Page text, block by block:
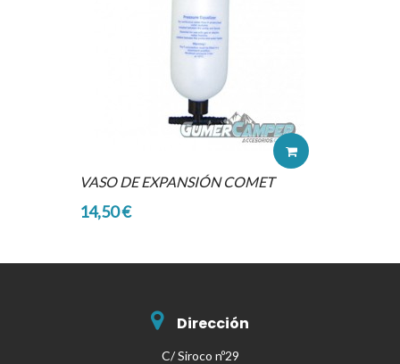
VASO DE EXPANSIÓN COMET
14,50 €
Dirección
C/ Siroco nº29